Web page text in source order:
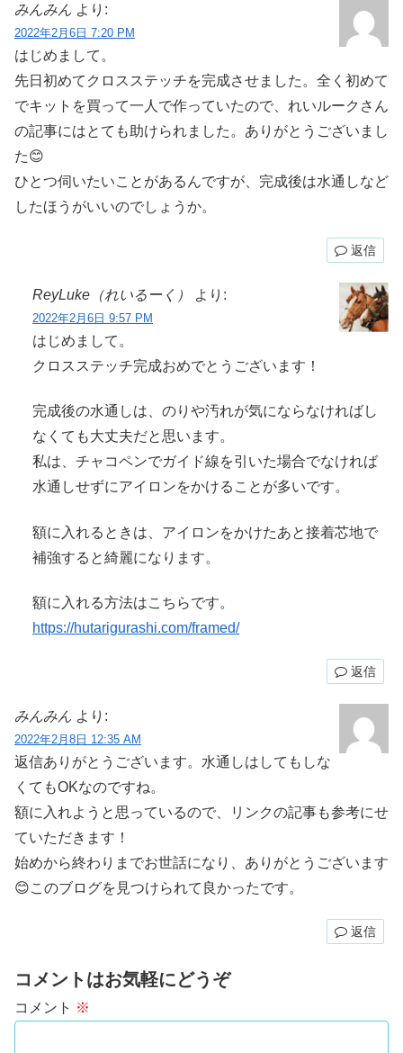
みんみん より:
2022年2月6日 7:20 PM
はじめまして。
先日初めてクロスステッチを完成させました。全く初めて
でキットを買って一人で作っていたので、れいルークさん
の記事にはとても助けられました。ありがとうございまし
た😊
ひとつ伺いたいことがあるんですが、完成後は水通しなど
したほうがいいのでしょうか。
返信
ReyLuke（れいるーく） より:
2022年2月6日 9:57 PM
はじめまして。
クロスステッチ完成おめでとうございます！
完成後の水通しは、のりや汚れが気にならなければし
なくても大丈夫だと思います。
私は、チャコペンでガイド線を引いた場合でなければ
水通しせずにアイロンをかけることが多いです。
額に入れるときは、アイロンをかけたあと接着芯地で
補強すると綺麗になります。
額に入れる方法はこちらです。
https://hutarigurashi.com/framed/
返信
みんみん より:
2022年2月8日 12:35 AM
返信ありがとうございます。水通しはしてもしな
くてもOKなのですね。
額に入れようと思っているので、リンクの記事も参考にせ
ていただきます！
始めから終わりまでお世話になり、ありがとうございます
😊このブログを見つけられて良かったです。
返信
コメントはお気軽にどうぞ
コメント ※